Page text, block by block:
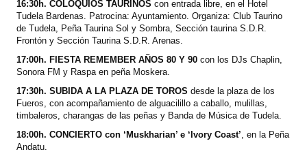
16:30h. COLOQUIOS TAURINOS con entrada libre, en el Hotel
Tudela Bardenas. Patrocina: Ayuntamiento. Organiza: Club Taurino
de Tudela, Peña Taurina Sol y Sombra, Sección taurina S.D.R.
Frontón y Sección Taurina S.D.R. Arenas.
17:00h. FIESTA REMEMBER AÑOS 80 Y 90 con los DJs Chaplin,
Sonora FM y Raspa en peña Moskera.
17:30h. SUBIDA A LA PLAZA DE TOROS desde la plaza de los
Fueros, con acompañamiento de alguacilillo a caballo, mulillas,
timbaleros, charangas de las peñas y Banda de Música de Tudela.
18:00h. CONCIERTO con ‘Muskharian’ e ‘Ivory Coast’, en la Peña
Andatu.